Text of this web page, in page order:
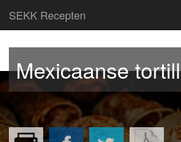
SEKK Recepten
Mexicaanse